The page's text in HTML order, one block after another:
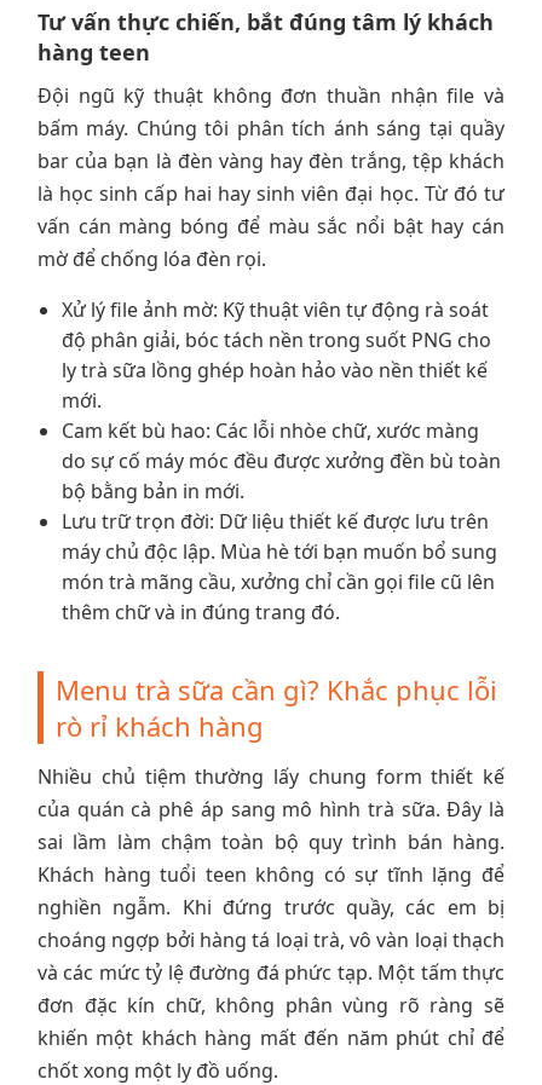
Tư vấn thực chiến, bắt đúng tâm lý khách
hàng teen
Đội ngũ kỹ thuật không đơn thuần nhận file và
bấm máy. Chúng tôi phân tích ánh sáng tại quầy
bar của bạn là đèn vàng hay đèn trắng, tệp khách
là học sinh cấp hai hay sinh viên đại học. Từ đó tư
vấn cán màng bóng để màu sắc nổi bật hay cán
mờ để chống lóa đèn rọi.
Xử lý file ảnh mờ: Kỹ thuật viên tự động rà soát
độ phân giải, bóc tách nền trong suốt PNG cho
ly trà sữa lồng ghép hoàn hảo vào nền thiết kế
mới.
Cam kết bù hao: Các lỗi nhòe chữ, xước màng
do sự cố máy móc đều được xưởng đền bù toàn
bộ bằng bản in mới.
Lưu trữ trọn đời: Dữ liệu thiết kế được lưu trên
máy chủ độc lập. Mùa hè tới bạn muốn bổ sung
món trà mãng cầu, xưởng chỉ cần gọi file cũ lên
thêm chữ và in đúng trang đó.
Menu trà sữa cần gì? Khắc phục lỗi
rò rỉ khách hàng
Nhiều chủ tiệm thường lấy chung form thiết kế
của quán cà phê áp sang mô hình trà sữa. Đây là
sai lầm làm chậm toàn bộ quy trình bán hàng.
Khách hàng tuổi teen không có sự tĩnh lặng để
nghiền ngẫm. Khi đứng trước quầy, các em bị
choáng ngợp bởi hàng tá loại trà, vô vàn loại thạch
và các mức tỷ lệ đường đá phức tạp. Một tấm thực
đơn đặc kín chữ, không phân vùng rõ ràng sẽ
khiến một khách hàng mất đến năm phút chỉ để
chốt xong một ly đồ uống.